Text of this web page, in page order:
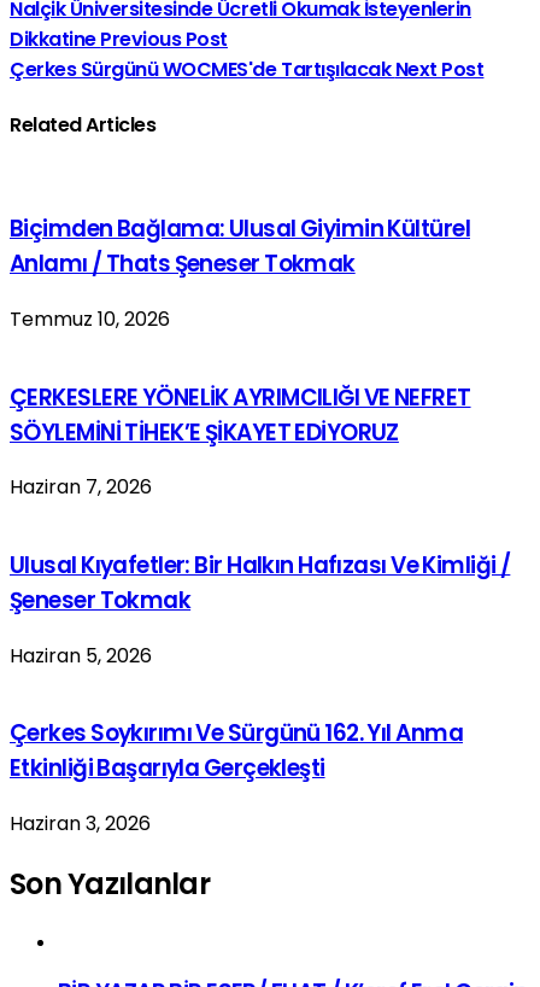
Nalçik Üniversitesinde Ücretli Okumak İsteyenlerin
DikkatinePrevious Post
Çerkes Sürgünü WOCMES'de TartışılacakNext Post
Related Articles
Biçimden Bağlama: Ulusal Giyimin Kültürel
Anlamı / Thats Şeneser Tokmak
Temmuz 10, 2026
ÇERKESLERE YÖNELİK AYRIMCILIĞI VE NEFRET
SÖYLEMİNİ TİHEK’E ŞİKAYET EDİYORUZ
Haziran 7, 2026
Ulusal Kıyafetler: Bir Halkın Hafızası Ve Kimliği /
Şeneser Tokmak
Haziran 5, 2026
Çerkes Soykırımı Ve Sürgünü 162. Yıl Anma
Etkinliği Başarıyla Gerçekleşti
Haziran 3, 2026
Son Yazılanlar